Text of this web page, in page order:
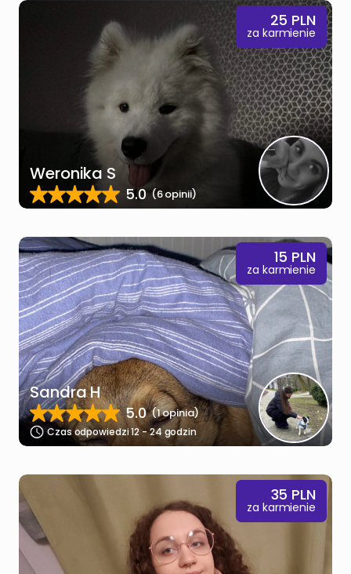
25 PLN
za karmienie
Weronika S
5.0 (6 opinii)
15 PLN
za karmienie
Sandra H
5.0 (1 opinia)
Czas odpowiedzi 12 - 24 godzin
35 PLN
za karmienie